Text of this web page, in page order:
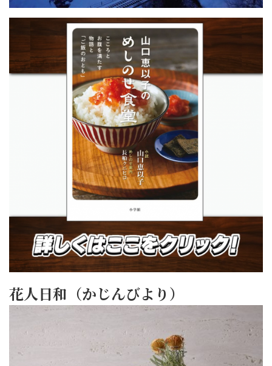
花人日和（かじんびより）